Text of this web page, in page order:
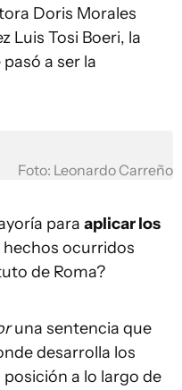
Doris Morales
Luis Tosi Boeri, la
a ser la
Foto: Leonardo Carreño
para aplicar los
hechos ocurridos
de Roma?
una sentencia que
desarrolla los
a lo largo de